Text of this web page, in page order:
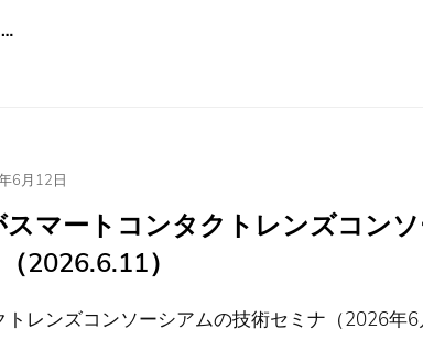
6月12日
スマートコンタクトレンズコン
2026.6.11）
トレンズコンソーシアムの技術セミナ（2026年